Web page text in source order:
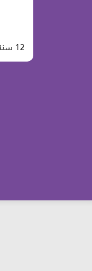
12 سنة من العطاء